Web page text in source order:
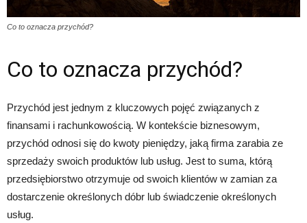
Co to oznacza przychód?
Co to oznacza przychód?
Przychód jest jednym z kluczowych pojęć związanych z
finansami i rachunkowością. W kontekście biznesowym,
przychód odnosi się do kwoty pieniędzy, jaką firma zarabia ze
sprzedaży swoich produktów lub usług. Jest to suma, którą
przedsiębiorstwo otrzymuje od swoich klientów w zamian za
dostarczenie określonych dóbr lub świadczenie określonych
usług.